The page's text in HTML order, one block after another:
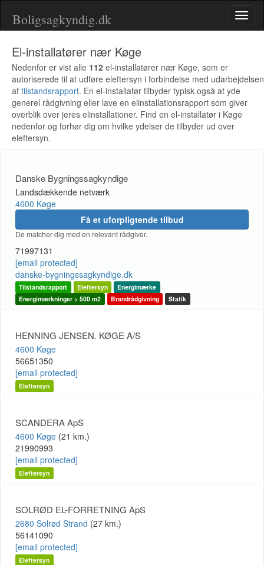
Boligsagkyndig.dk
El-installatører nær Køge
Nedenfor er vist alle 112 el-installatører nær Køge, som er
autoriserede til at udføre eleftersyn i forbindelse med udarbejdelsen
af tilstandsrapport. En el-installatør tilbyder typisk også at yde
generel rådgivning eller lave en elinstallationsrapport som giver
overblik over jeres elinstallationer. Find en el-installatør i Køge
nedenfor og forhør dig om hvilke ydelser de tilbyder ud over
eleftersyn.
Danske Bygningssagkyndige
Landsdækkende netværk
4600 Køge
Få et uforpligtende tilbud
De matcher dig med en relevant rådgiver.
71997131
[email protected]
danske-bygningssagkyndige.dk
Tilstandsrapport Eleftersyn
Energimærke
Energimærkninger > 500 m2
Brandrådgivning Statik
HENNING JENSEN. KØGE A/S
4600 Køge
56651350
[email protected]
Eleftersyn
SCANDERA ApS
4600 Køge (21 km.)
21990993
[email protected]
Eleftersyn
SOLRØD EL-FORRETNING ApS
2680 Solrød Strand (27 km.)
56141090
[email protected]
Eleftersyn